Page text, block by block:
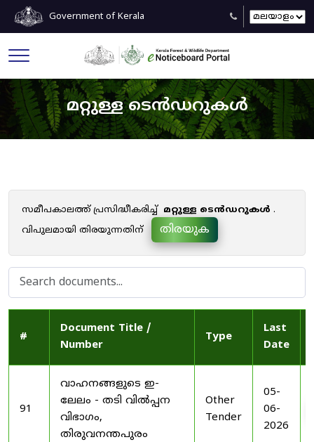
Government of Kerala
മറ്റുള്ള ടെൻഡറുകൾ
സമീപകാലത്ത് പ്രസിദ്ധീകരിച്ച് മറ്റുള്ള ടെൻഡറുകൾ .
വിപുലമായി തിരയുന്നതിന്
തിരയുക
#
Document Title /
Number
Type
Last
Date
91
വാഹനങ്ങളുടെ ഇ-
ലേലം - തടി വിൽപ്പന
വിഭാഗം,
തിരുവനന്തപുരം
Other
Tender
05-
06-
2026